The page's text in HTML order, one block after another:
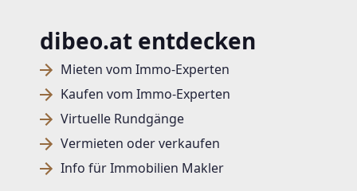
dibeo.at entdecken
Mieten vom Immo-Experten
Kaufen vom Immo-Experten
Virtuelle Rundgänge
Vermieten oder verkaufen
Info für Immobilien Makler